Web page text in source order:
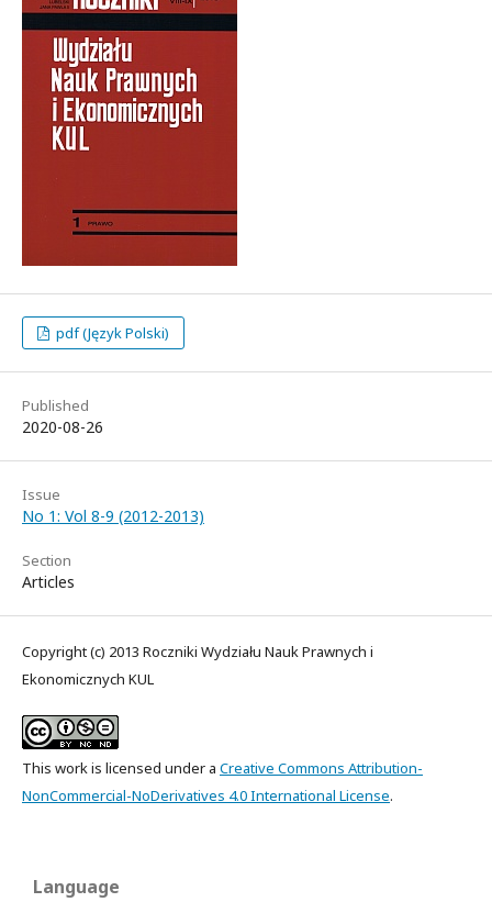
pdf (Język Polski)
Published
2020-08-26
Issue
No 1: Vol 8-9 (2012-2013)
Section
Articles
Copyright (c) 2013 Roczniki Wydziału Nauk Prawnych i
Ekonomicznych KUL
This work is licensed under a Creative Commons Attribution-
NonCommercial-NoDerivatives 4.0 International License.
Language